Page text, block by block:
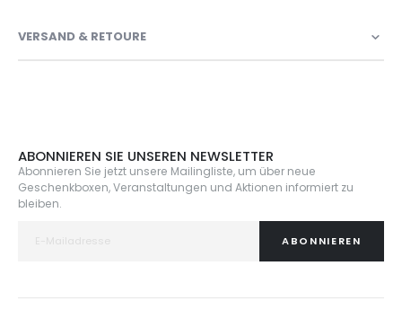
VERSAND & RETOURE
ABONNIEREN SIE UNSEREN NEWSLETTER
Abonnieren Sie jetzt unsere Mailingliste, um über neue
Geschenkboxen, Veranstaltungen und Aktionen informiert zu
bleiben.
ABONNIEREN